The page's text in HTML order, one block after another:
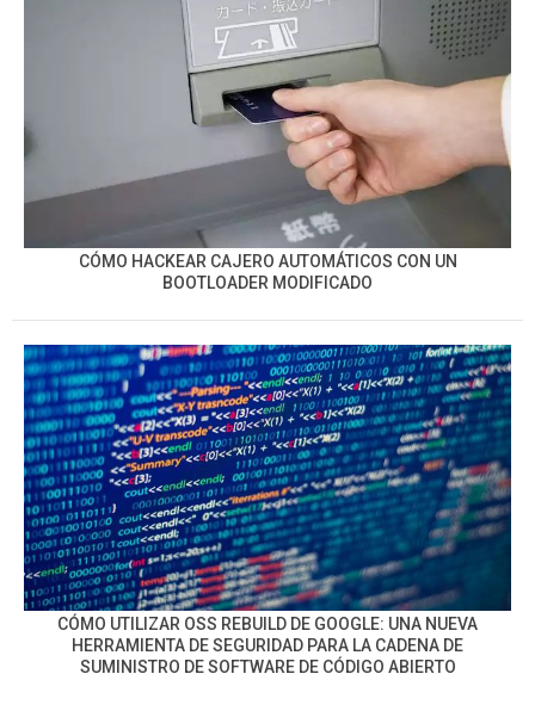
CÓMO HACKEAR CAJERO AUTOMÁTICOS CON UN
BOOTLOADER MODIFICADO
CÓMO UTILIZAR OSS REBUILD DE GOOGLE: UNA NUEVA
HERRAMIENTA DE SEGURIDAD PARA LA CADENA DE
SUMINISTRO DE SOFTWARE DE CÓDIGO ABIERTO